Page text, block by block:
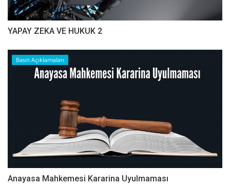
YAPAY ZEKA VE HUKUK 2
Basın Açıklamaları
Anayasa Mahkemesi Kararina Uyulmaması